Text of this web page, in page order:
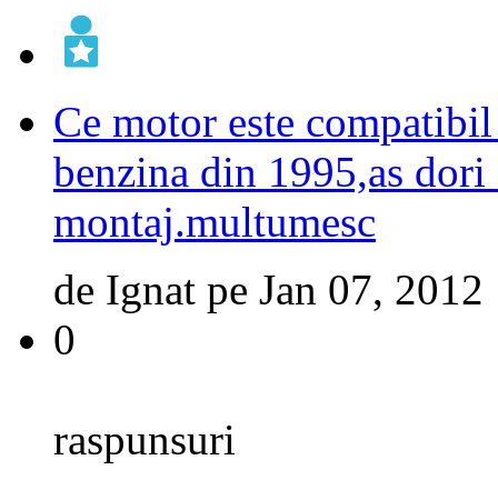
Ce motor este
benzina din 1995,as dori
montaj.multumesc
de Ignat pe Jan 07, 2012
0
raspunsuri